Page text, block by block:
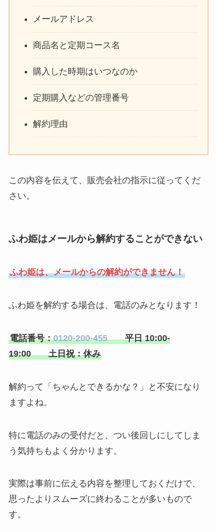
メールアドレス
商品名と定期コース名
購入した時期はいつなのか
定期購入などの管理番号
解約理由
この内容を伝えて、販売会社の指示に従ってくだ
さい。
ふわ姫はメールから解約することができない
ふわ姫は、メールからの解約ができません！
ふわ姫を解約する場合は、電話のみとなります！
電話番号：0120-200-455平日 10:00-
19:00
土日祝：休み
解約って「ちゃんとできるかな？」と不安になり
ますよね。
特に電話のみの受付だと、つい後回しにしてしま
う気持ちもよく分かります。
実際は事前に伝える内容を整理しておくだけで、
思ったよりスムーズに終わることが多いもので
す。